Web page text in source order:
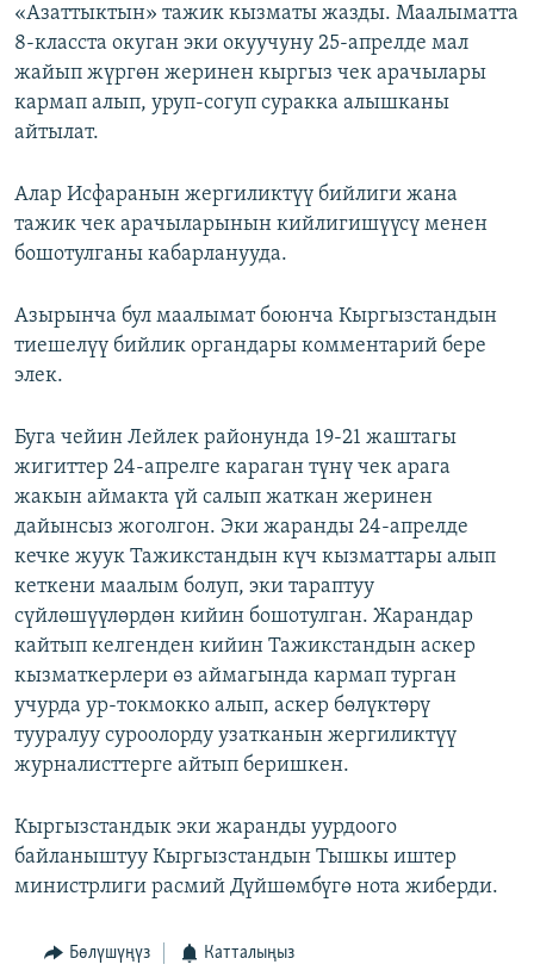
«Азаттыктын» тажик кызматы жазды. Маалыматта
8-класста окуган эки окуучуну 25-апрелде мал
жайып жүргөн жеринен кыргыз чек арачылары
кармап алып, уруп-согуп суракка алышканы
айтылат.
Алар Исфаранын жергиликтүү бийлиги жана
тажик чек арачыларынын кийлигишүүсү менен
бошотулганы кабарланууда.
Азырынча бул маалымат боюнча Кыргызстандын
тиешелүү бийлик органдары комментарий бере
элек.
Буга чейин Лейлек районунда 19-21 жаштагы
жигиттер 24-апрелге караган түнү чек арага
жакын аймакта үй салып жаткан жеринен
дайынсыз жоголгон. Эки жаранды 24-апрелде
кечке жуук Тажикстандын күч кызматтары алып
кеткени маалым болуп, эки тараптуу
сүйлөшүүлөрдөн кийин бошотулган. Жарандар
кайтып келгенден кийин Тажикстандын аскер
кызматкерлери өз аймагында кармап турган
учурда ур-токмокко алып, аскер бөлүктөрү
тууралуу суроолорду узатканын жергиликтүү
журналисттерге айтып беришкен.
Кыргызстандык эки жаранды уурдоого
байланыштуу Кыргызстандын Тышкы иштер
министрлиги расмий Дүйшөмбүгө нота жиберди.
Бөлүшүңүз Катталыңыз